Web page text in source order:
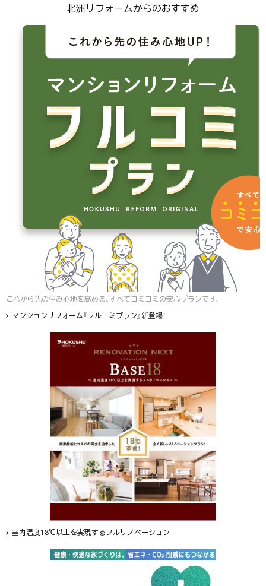
北洲リフォームからのおすすめ
これから先の住み心地を高める、すべてコミコミの安心プランです。
マンションリフォーム『フルコミプラン』新登場！
室内温度18℃以上を実現するフルリノベーション